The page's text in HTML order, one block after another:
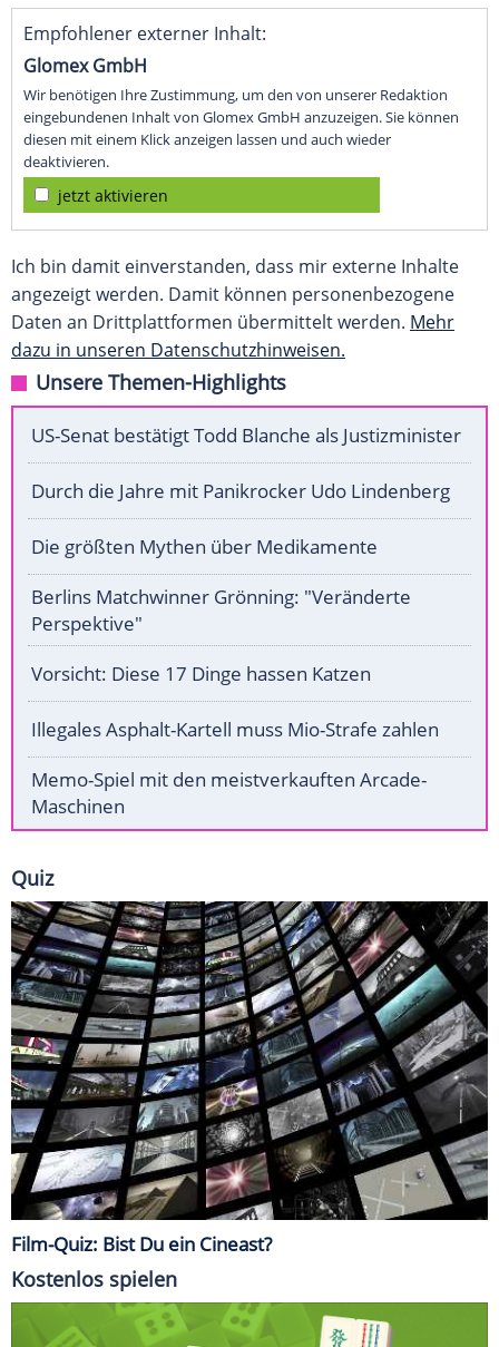
Empfohlener externer Inhalt:
Glomex GmbH
Wir benötigen Ihre Zustimmung, um den von unserer Redaktion
eingebundenen Inhalt von Glomex GmbH anzuzeigen. Sie können
diesen mit einem Klick anzeigen lassen und auch wieder
deaktivieren.
jetzt aktivieren
Ich bin damit einverstanden, dass mir externe Inhalte
angezeigt werden. Damit können personenbezogene
Daten an Drittplattformen übermittelt werden. Mehr
dazu in unseren Datenschutzhinweisen.
Unsere Themen-Highlights
US-Senat bestätigt Todd Blanche als Justizminister
Durch die Jahre mit Panikrocker Udo Lindenberg
Die größten Mythen über Medikamente
Berlins Matchwinner Grönning: "Veränderte
Perspektive"
Vorsicht: Diese 17 Dinge hassen Katzen
Illegales Asphalt-Kartell muss Mio-Strafe zahlen
Memo-Spiel mit den meistverkauften Arcade-
Maschinen
Quiz
Film-Quiz: Bist Du ein Cineast?
Kostenlos spielen